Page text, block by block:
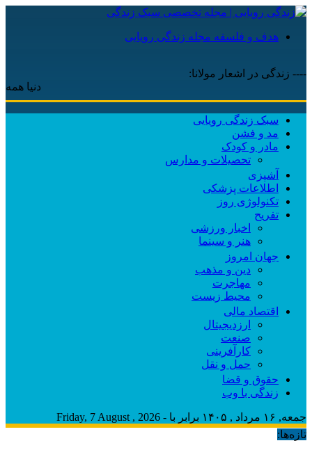
هدف و فلسفه مجله زندگی رویایی
---- زندگی در اشعار مولانا:
دنیا همه هیچ
سبک زندگی رویایی
مد و فشن
مادر و کودک
تحصیلات و مدارس
آشپزی
اطلاعات پزشکی
تکنولوژی روز
تفریح
اخبار ورزشی
هنر و سینما
جهان امروز
دین و مذهب
مهاجرت
محیط زیست
اقتصاد مالی
ارزدیجیتال
صنعت
کارآفرینی
حمل و نقل
حقوق و قضا
زندگی با وب
جمعه, ۱۶ مرداد , ۱۴۰۵ برابر با - Friday, 7 August , 2026
تازه‌ها: